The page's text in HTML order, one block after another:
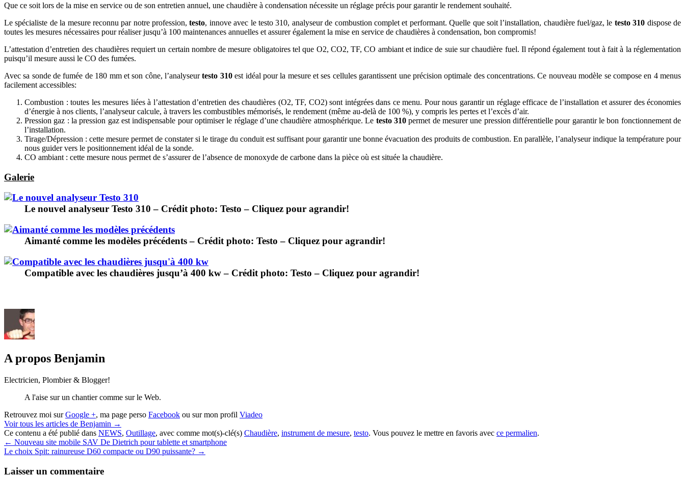
Que ce soit lors de la mise en service ou de son entretien annuel, une chaudière à condensation nécessite un réglage précis pour garantir le rendement souhaité.
Le spécialiste de la mesure reconnu par notre profession,testo, innove avec le testo 310, analyseur de combustion complet et performant. Quelle que soit l’installation, chaudière fuel/gaz, le testo 310 dispose de
toutes les mesures nécessaires pour réaliser jusqu’à 100 maintenances annuelles et assurer également la mise en service de chaudières à condensation, bon compromis!
L’attestation d’entretien des chaudières requiert un certain nombre de mesure obligatoires tel que O2, CO2, TF, CO ambiant et indice de suie sur chaudière fuel. Il répond également tout à fait à la réglementation
puisqu’il mesure aussi le CO des fumées.
Avec sa sonde de fumée de 180 mm et son cône, l’analyseurtesto 310est idéal pour la mesure et ses cellules garantissent une précision optimale des concentrations. Ce nouveau modèle se compose en 4 menus
facilement accessibles:
Combustion : toutes les mesures liées à l’attestation d’entretien des chaudières (O2, TF, CO2) sont intégrées dans ce menu. Pour nous garantir un réglage efficace de l’installation et assurer des économies
d’énergie à nos clients, l’analyseur calcule, à travers les combustibles mémorisés, le rendement (même au-delà de 100 %), y compris les pertes et l’excès d’air.
Pression gaz : la pression gaz est indispensable pour optimiser le réglage d’une chaudière atmosphérique. Le testo 310permet de mesurer une pression différentielle pour garantir le bon fonctionnement de
l’installation.
Tirage/Dépression : cette mesure permet de constater si le tirage du conduit est suffisant pour garantir une bonne évacuation des produits de combustion. En parallèle, l’analyseur indique la température pour
nous guider vers le positionnement idéal de la sonde.
CO ambiant : cette mesure nous permet de s’assurer de l’absence de monoxyde de carbone dans la pièce où est située la chaudière.
Galerie
Le nouvel analyseur Testo 310 – Crédit photo: Testo – Cliquez pour agrandir!
Aimanté comme les modèles précédents – Crédit photo: Testo – Cliquez pour agrandir!
Compatible avec les chaudières jusqu’à 400 kw – Crédit photo: Testo – Cliquez pour agrandir!
A propos Benjamin
Electricien, Plombier & Blogger!
A l'aise sur un chantier comme sur le Web.
Retrouvez moi surGoogle +, ma page perso Facebook ou sur mon profil Viadeo
Voir tous les articles de Benjamin →
Ce contenu a été publié dans NEWS, Outillage, avec comme mot(s)-clé(s) Chaudière, instrument de mesure, testo. Vous pouvez le mettre en favoris avec ce permalien.
← Nouveau site mobile SAV De Dietrich pour tablette et smartphone
Le choix Spit: rainureuse D60 compacte ou D90 puissante? →
Laisser un commentaire